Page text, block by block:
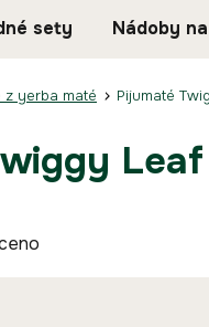
sety Nádoby
z yerba maté Pijumaté